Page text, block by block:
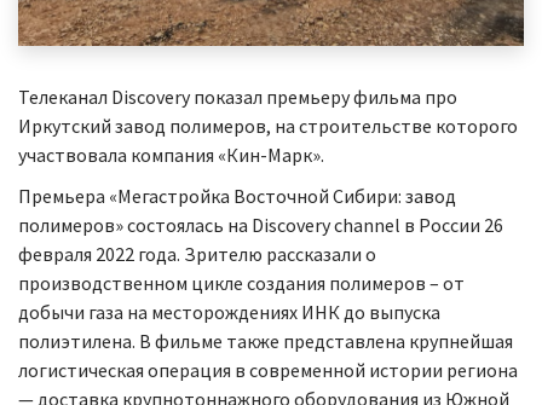
Телеканал Discovery показал премьеру фильма про
Иркутский завод полимеров, на строительстве которого
участвовала компания «Кин-Марк».
Премьера «Мегастройка Восточной Сибири: завод
полимеров» состоялась на Discovery channel в России 26
февраля 2022 года. Зрителю рассказали о
производственном цикле создания полимеров – от
добычи газа на месторождениях ИНК до выпуска
полиэтилена. В фильме также представлена крупнейшая
логистическая операция в современной истории региона
— доставка крупнотоннажного оборудования из Южной